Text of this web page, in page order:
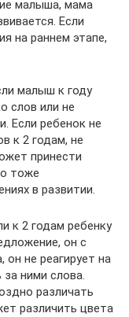
малыша, мама
Если
на раннем этапе,
малыш к году
слов или не
Если ребенок не
к 2 годам, не
принести
тоже
в развитии.
к 2 годам ребенку
он с
не реагирует на
ними слова.
различать
различить цвета